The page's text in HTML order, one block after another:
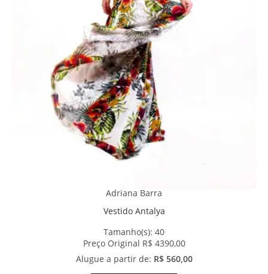
Adriana Barra
Vestido Antalya
Tamanho(s): 40
Preço Original R$ 4390,00
Alugue a partir de: R$ 560,00